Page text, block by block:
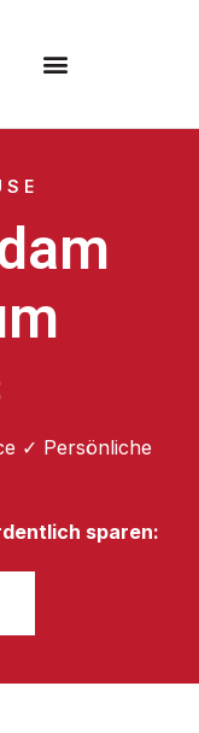
✓ Persönliche
sparen: